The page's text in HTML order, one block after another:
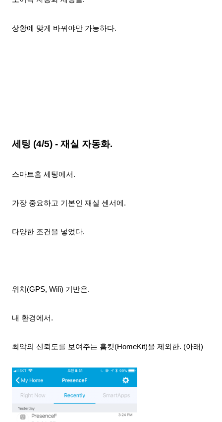
상황에 맞게 바꿔야만 가능하다.
세팅 (4/5) - 재실 자동화.
스마트홈 세팅에서.
가장 중요하고 기본인 재실 센서에.
다양한 조건을 넣었다.
위치(GPS, Wifi) 기반은.
내 환경에서.
최악의 신뢰도를 보여주는 홈킷(HomeKit)을 제외한. (아래)